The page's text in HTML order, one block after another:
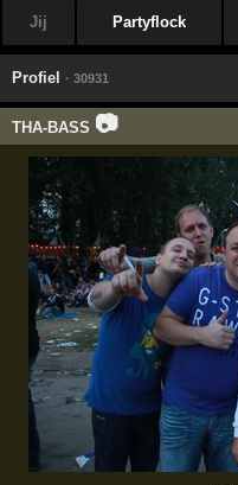
Jij Partyflock
Profiel · 30931
THA-BASS 📷